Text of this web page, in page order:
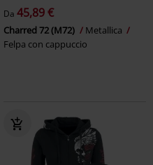
Da 45,89 €
Charred 72 (M72)
Metallica
Felpa con cappuccio